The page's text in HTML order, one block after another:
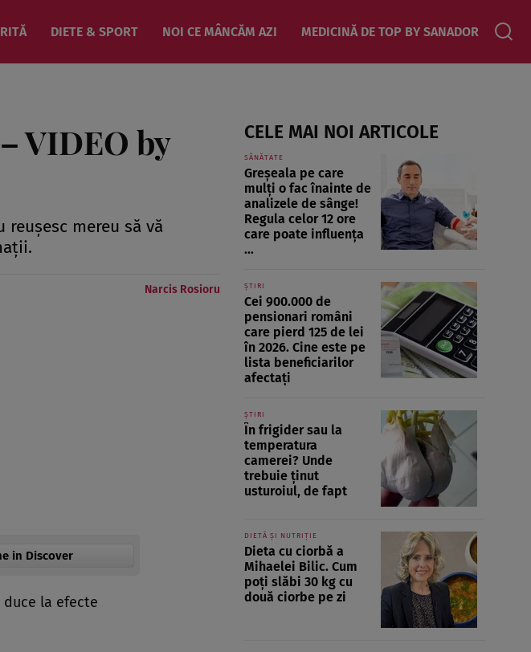
DIETE & SPORT NOI CE MÂNCĂM AZI MEDICINĂ DE TOP BY SANADOR
VIDEO by
mereu să vă
Narcis Rosioru
in Discover
la efecte
CELE MAI NOI ARTICOLE
SĂNĂTATE
Greșeala pe care
mulți o fac înainte de
analizele de sânge!
Regula celor 12 ore
care poate influența
...
ȘTIRI
Cei 900.000 de
pensionari români
care pierd 125 de lei
în 2026. Cine este pe
lista beneficiarilor
afectați
ȘTIRI
În frigider sau la
temperatura
camerei? Unde
trebuie ținut
usturoiul, de fapt
DIETĂ ȘI NUTRIȚIE
Dieta cu ciorbă a
Mihaelei Bilic. Cum
poți slăbi 30 kg cu
două ciorbe pe zi